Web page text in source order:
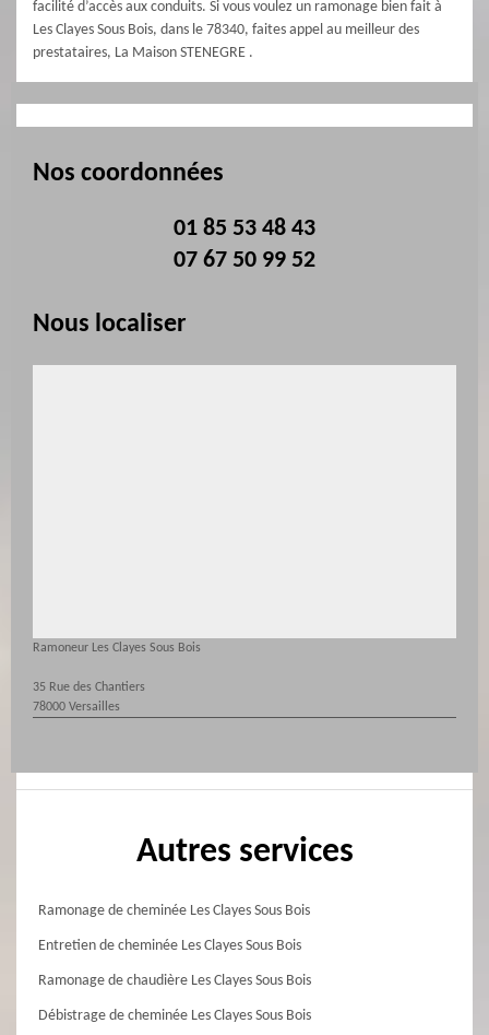
facilité d’accès aux conduits. Si vous voulez un ramonage bien fait à
Les Clayes Sous Bois, dans le 78340, faites appel au meilleur des
prestataires, La Maison STENEGRE .
Nos coordonnées
01 85 53 48 43
07 67 50 99 52
Nous localiser
Ramoneur Les Clayes Sous Bois
35 Rue des Chantiers
78000 Versailles
Autres services
Ramonage de cheminée Les Clayes Sous Bois
Entretien de cheminée Les Clayes Sous Bois
Ramonage de chaudière Les Clayes Sous Bois
Débistrage de cheminée Les Clayes Sous Bois